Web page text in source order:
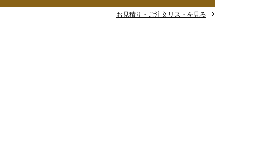
お見積り・ご注文リストを見る